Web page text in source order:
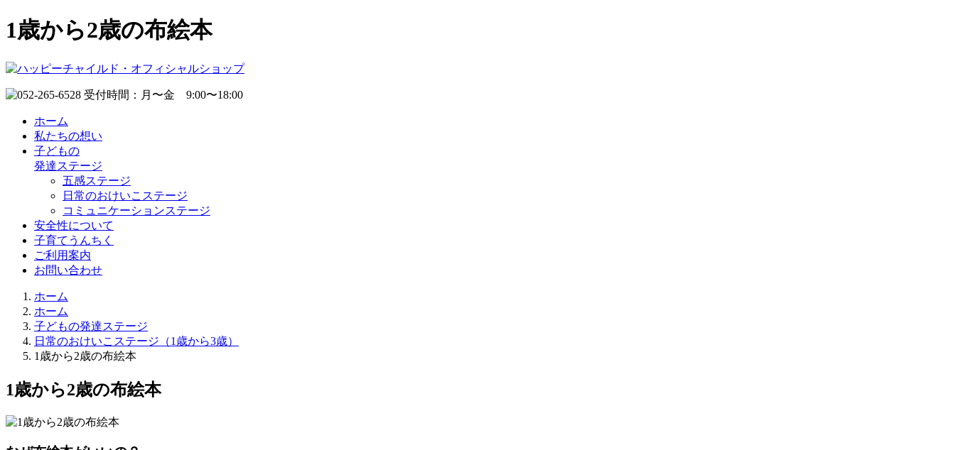
1歳から2歳の布絵本
ホーム
私たちの想い
子どもの
発達ステージ
五感ステージ
日常のおけいこステージ
コミュニケーションステージ
安全性について
子育てうんちく
ご利用案内
お問い合わせ
ホーム
ホーム
子どもの発達ステージ
日常のおけいこステージ（1歳から3歳）
1歳から2歳の布絵本
1歳から2歳の布絵本